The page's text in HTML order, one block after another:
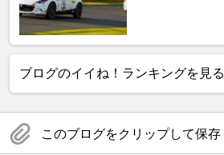
ブログのイイね！ランキングを見る
このブログをクリップして保存